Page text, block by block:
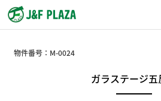
物件番号： M-0024
ガラステージ五